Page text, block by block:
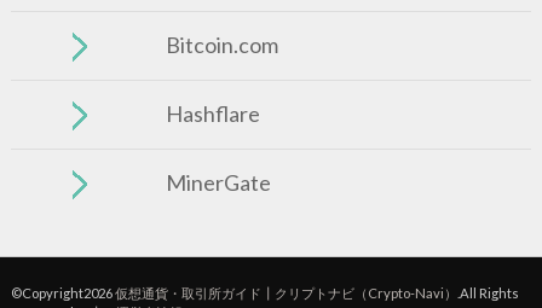
Bitcoin.com
Hashflare
MinerGate
©Copyright2026仮想通貨・取引所ガイド┃クリプトナビ（Crypto-Navi）
.All Rights